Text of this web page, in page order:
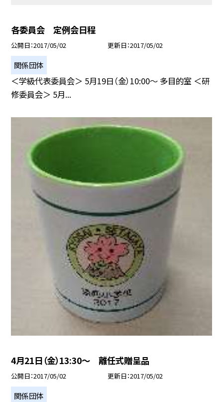
各委員会 定例会日程
公開日 2017/05/02 更新日 2017/05/02
関係団体
＜学級代表委員会＞ 5月19日（金）10:00〜 多目的室 ＜研
修委員会＞ 5月...
4月21日（金）13:30〜 離任式贈呈品
公開日 2017/05/02 更新日 2017/05/02
関係団体